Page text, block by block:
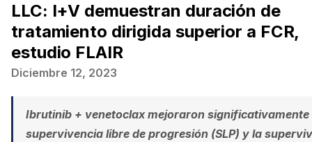
LLC: I+V demuestran duración de
tratamiento dirigida superior a FCR,
estudio FLAIR
Diciembre 12, 2023
Ibrutinib + venetoclax mejoraron significativamente
supervivencia libre de progresión (SLP) y la